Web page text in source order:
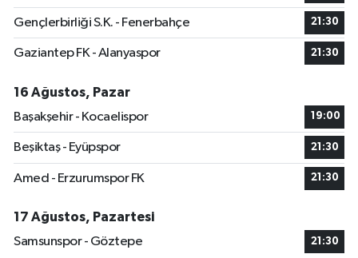
Gençlerbirliği S.K. - Fenerbahçe 21:30
Gaziantep FK - Alanyaspor 21:30
16 Ağustos, Pazar
Başakşehir - Kocaelispor
19:00
Beşiktaş - Eyüpspor 21:30
Amed - Erzurumspor FK 21:30
17 Ağustos, Pazartesi
Samsunspor - Göztepe
21:30